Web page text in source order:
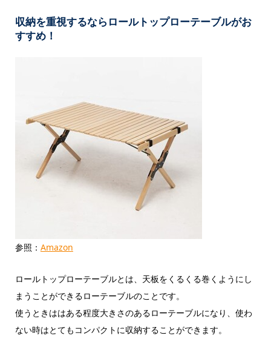
収納を重視するならロールトップローテーブルがお
すすめ！
参照： Amazon
ロールトップローテーブルとは、天板をくるくる巻くようにし
まうことができるローテーブルのことです。
使うときははある程度大きさのあるローテーブルになり、使わ
ない時はとてもコンパクトに収納することができます。